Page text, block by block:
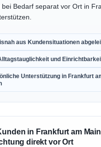
bei Bedarf separat vor Ort in
aus Kundensituationen
und
Unterstützung in Frankfurt
in Frankfurt am
direkt vor Ort